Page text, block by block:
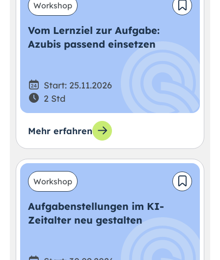
Workshop
Vom Lernziel zur Aufgabe:
Azubis passend einsetzen
Start: 25.11.2026
2 Std
Mehr erfahren
Workshop
Aufgabenstellungen im KI-
Zeitalter neu gestalten